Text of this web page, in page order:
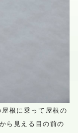
根に乗って屋根の
ら見える目の前の